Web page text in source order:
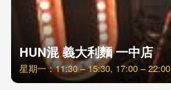
HUN混 義大利麵 一中店
星期一：11:30 – 15:30, 17:00 – 22:00